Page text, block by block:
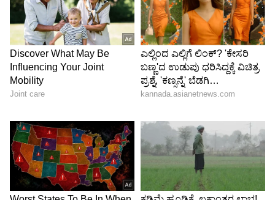
ಸರಣಿಯನ್ನು ವೀಕ್ಷಿಸಿ ಅಥವಾ ನಿಮ್ಮ ಕಾರು ಚಾರ್ಜ್
ಆಗುತ್ತಿರುವಾಗ ಕಾನ್ಫರೆನ್ಸ್ ಕರೆಗಳಿಗೆ ಹಾಜರಾಗಿ. ನಮ್ಮ
ವೈವಿಧ್ಯಮಯ ಗ್ರಾಹಕರ ಅಗತ್ಯಗಳನ್ನು ಪೂರೈಸುವ 4 ಧ್ವನಿ
ಸಹಾಯಕಗಳನ್ನು ನೀಡುತ್ತದೆ. ಟಾಟಾದ ಸ್ವಂತ ZConnect
ಕನೆಕ್ಟೆಡ್ ಕಾರ್ ತಂತ್ರಜ್ಞಾನವನ್ನು ರಿಮೋಟ್ ಕಂಟ್ರೋಲ್
ನೀಡಲು ನವೀಕರಿಸಲಾಗಿದೆ.